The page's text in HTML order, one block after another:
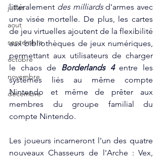
juillet
aout
septembre
octobre
novembre
décembre
littéralement des milliards d'armes avec
une visée mortelle. De plus, les cartes
de jeu virtuelles ajoutent de la flexibilité
aux bibliothèques de jeux numériques,
permettant aux utilisateurs de charger
le chaos de Borderlands 4 entre les
systèmes liés au même compte
Nintendo et même de prêter aux
membres du groupe familial du
compte Nintendo.
Les joueurs incarneront l'un des quatre
nouveaux Chasseurs de l'Arche : Vex,